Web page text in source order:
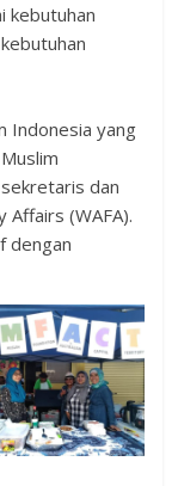
kebutuhan
Indonesia yang
dan
Affairs (WAFA).
dengan